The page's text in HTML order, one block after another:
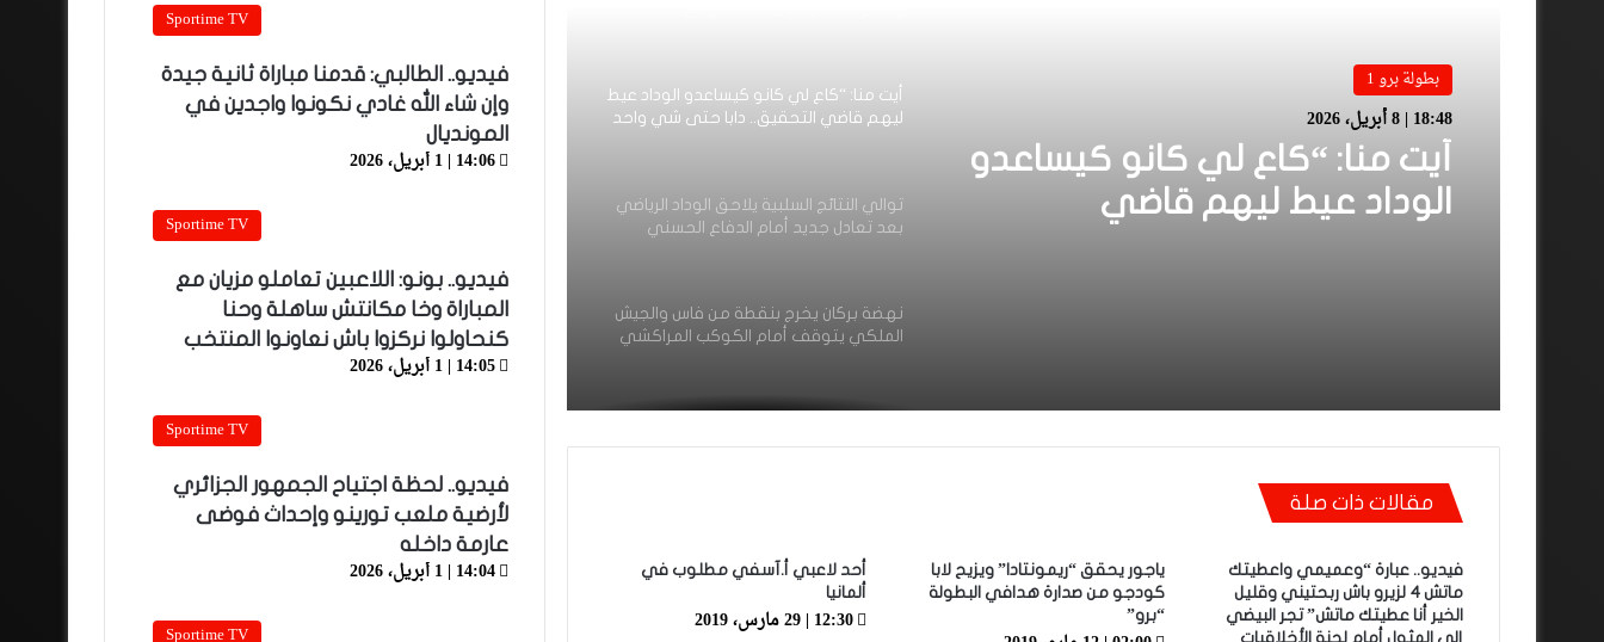
بطولة برو 1
18:48 | 8 أبريل، 2026
أيت منا: “كاع لي كانو كيساعدو
الوداد عيط ليهم قاضي
أيت منا: “كاع لي كانو كيساعدو الوداد عيط
ليهم قاضي التحقيق.. دابا حتى شي واحد
توالي النتائج السلبية يلاحق الوداد الرياضي
بعد تعادل جديد أمام الدفاع الحسني
نهضة بركان يخرج بنقطة من فاس والجيش
الملكي يتوقف أمام الكوكب المراكشي
بجناح فاخر بـ4 ملايين لليلة… ونهاية
الرجاء يؤجل جمعه العام ويعقد لقاء
مقالات ذات صلة
فيديو.. عبارة “وعميمي واعطيتك
ماتش 4 لزيرو باش ربحتيني وقليل
الخير أنا عطيتك ماتش” تجر البيضي
إلى المثول أمام لجنة الأخلاقيات
ياجور يحقق “ريمونتادا” ويزيح لابا
كودجو من صدارة هدافي البطولة
“برو”
أحد لاعبي أ.آسفي مطلوب في
ألمانيا
12:30 | 29 مارس، 2019
Sportime TV
فيديو.. الطالبي: قدمنا مباراة ثانية جيدة
وإن شاء الله غادي نكونوا واجدين في
المونديال
14:06 | 1 أبريل، 2026
Sportime TV
فيديو.. بونو: اللاعبين تعاملو مزيان مع
المباراة وخا مكانتش ساهلة وحنا
كنحاولوا نركزوا باش نعاونوا المنتخب
14:05 | 1 أبريل، 2026
Sportime TV
فيديو.. لحظة اجتياح الجمهور الجزائري
لأرضية ملعب تورينو وإحداث فوضى
عارمة داخله
14:04 | 1 أبريل، 2026
Sportime TV